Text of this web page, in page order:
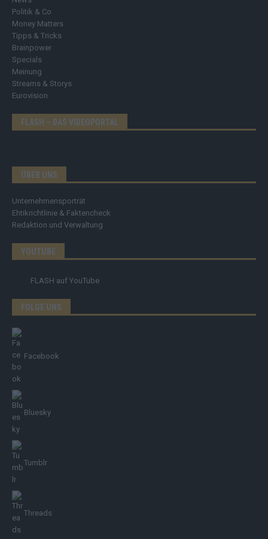
Politik & Co
Money Matters
Tipps & Tricks
Brainpower
Specials
Meinung
Streams & Storys
Eurovision
FLASH – DAS VIDEOPORTAL
ÜBER UNS
Unternehmensporträt
Ehtikrichtlinie & Faktencheck
Redaktion und Verwaltung
YOUTUBE
FLASH auf YouTube
FOLGE UNS
Facebook
Bluesky
Tumblr
Threads